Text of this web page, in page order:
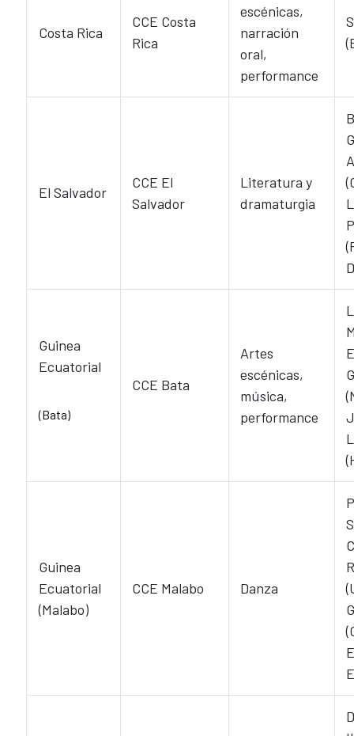
Costa Rica
CCE Costa
Rica
escénicas,
narración
oral,
performance
El Salvador
CCE El
Salvador
Literatura y
dramaturgia
Guinea
Ecuatorial
(Bata)
CCE Bata
Artes
escénicas,
música,
performance
Guinea
Ecuatorial
(Malabo)
CCE Malabo Danza